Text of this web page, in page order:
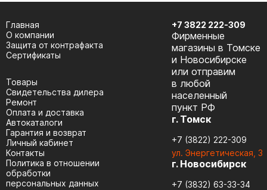
Главная
О компании
Защита от контрафакта
Сертификаты
Товары
Cвидетельства дилера
Ремонт
Оплата и доставка
Автокаталоги
Гарантия и возврат
Личный кабинет
Контакты
Политика в отношении
обработки
персональных данных
+7 3822 222-309
Фирменные
магазины в Томске
и Новосибирске
или отправим
в любой
населенный
пункт РФ
г. Томск
+7 (3822) 222-309
ул. Энергетическая, 3
г. Новосибирск
+7 (3832) 63-33-34